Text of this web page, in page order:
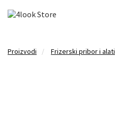
Proizvodi Frizerski pribor i alati